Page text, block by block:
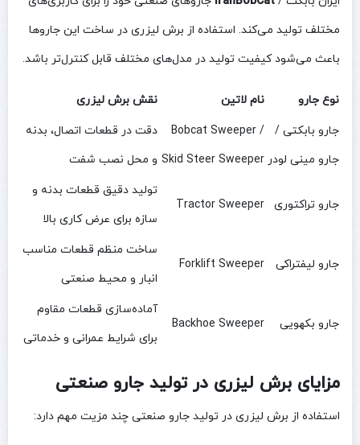
مختلف تولید می‌کند. استفاده از برش لیزری در ساخت این جاروها
باعث می‌شود کیفیت تولید در مدل‌های مختلف قابل کنترل‌تر باشد.
نوع جارو نام لاتین
نقش برش لیزری
جارو بابکتی /
جارو مینی لودر
Bobcat Sweeper /
Skid Steer Sweeper
دقت در قطعات اتصال، بدنه
و محل نصب شفت
جارو تراکتوری Tractor Sweeper
تولید دقیق قطعات بدنه و
سازه برای عرض کاری بالا
جارو لیفتراکی Forklift Sweeper
ساخت منظم قطعات مناسب
انبار و محیط صنعتی
جارو بکهویی Backhoe Sweeper
آماده‌سازی قطعات مقاوم
برای شرایط عمرانی و خدماتی
مزایای برش لیزری در تولید جارو صنعتی
استفاده از برش لیزری در تولید جارو صنعتی چند مزیت مهم دارد: